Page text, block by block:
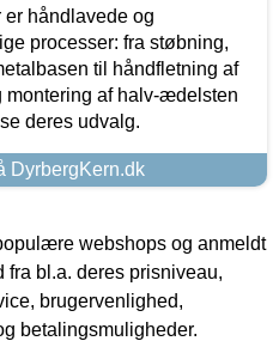
er håndlavede og
processer: fra støbning,
til håndfletning af
montering af halv-ædelsten
deres udvalg.
DyrbergKern.dk
webshops og anmeldt
fra bl.a. deres prisniveau,
brugervenlighed,
betalingsmuligheder.